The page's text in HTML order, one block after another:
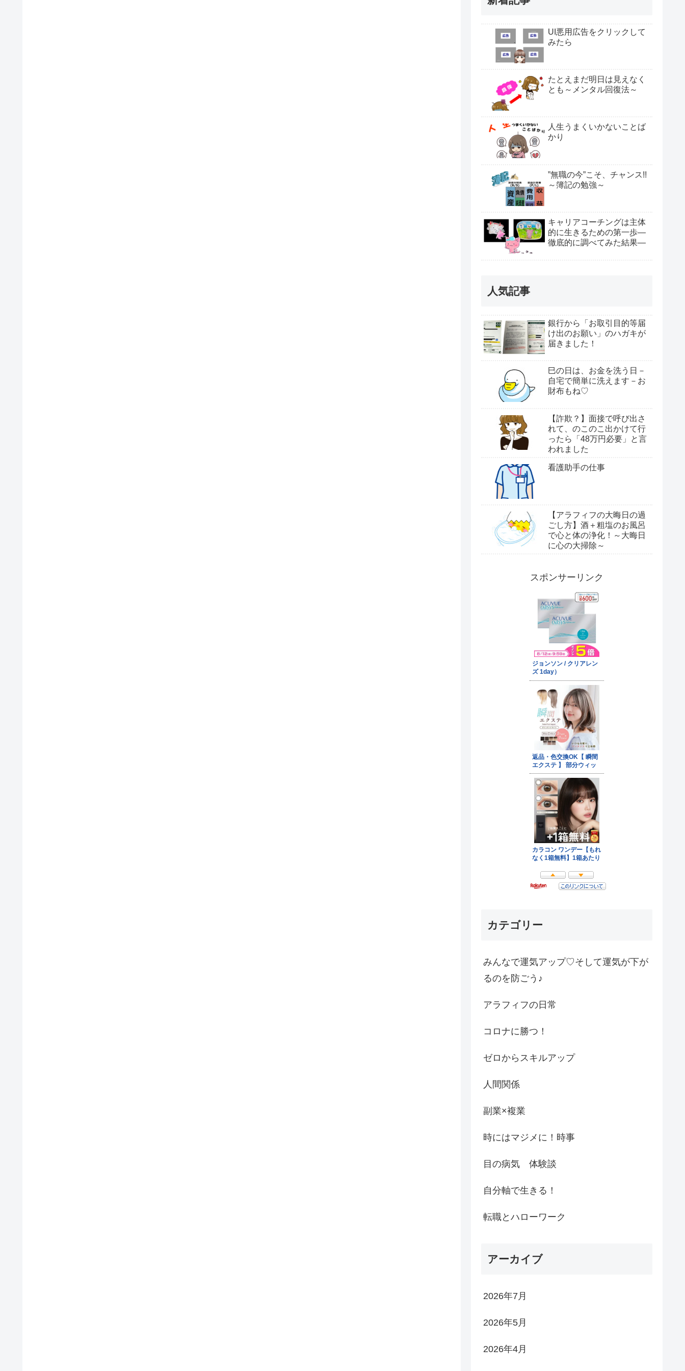
UI悪用広告をクリックして
みたら
たとえまだ明日は見えなく
とも～メンタル回復法～
人生うまくいかないことば
かり
”無職の今”こそ、チャンス!!
～簿記の勉強～
キャリアコーチングは主体
的に生きるための第一歩―
徹底的に調べてみた結果―
人気記事
銀行から「お取引目的等届
け出のお願い」のハガキが
届きました！
巳の日は、お金を洗う日－
自宅で簡単に洗えます－お
財布もね♡
【詐欺？】面接で呼び出さ
れて、のこのこ出かけて行
ったら「48万円必要」と言
われました
看護助手の仕事
【アラフィフの大晦日の過
ごし方】酒＋粗塩のお風呂
で心と体の浄化！～大晦日
に心の大掃除～
スポンサーリンク
カテゴリー
みんなで運気アップ♡そして運気が下が
るのを防ごう♪
アラフィフの日常
コロナに勝つ！
ゼロからスキルアップ
人間関係
副業×複業
時にはマジメに！時事
目の病気 体験談
自分軸で生きる！
転職とハローワーク
アーカイブ
2026年7月
2026年5月
2026年4月